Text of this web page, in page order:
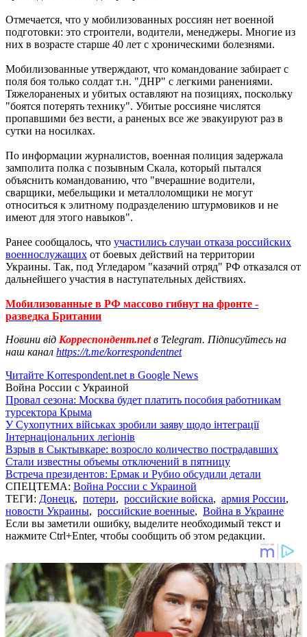
Отмечается, что у мобилизованных россиян нет военной
подготовки: это строители, водители, менеджеры. Многие из
них в возрасте старше 40 лет с хроническими болезнями.
Мобилизованные утверждают, что командование забирает с
поля боя только солдат т.н. "ДНР" с легкими ранениями.
Тяжелораненых и убитых оставляют на позициях, поскольку
"боятся потерять технику". Убитые россияне числятся
пропавшими без вести, а раненых все же эвакуируют раз в
сутки на носилках.
По информации журналистов, военная полиция задержала
замполита полка с позывным Скала, который пытался
объяснить командованию, что "вчерашние водители,
сварщики, мебельщики и металлоломщики не могут
относиться к элитному подразделению штурмовиков и не
имеют для этого навыков".
Ранее сообщалось, что участились случаи отказа российских
военнослужащих от боевых действий на территории
Украины. Так, под Угледаром "казачий отряд" РФ отказался от
дальнейшего участия в наступательных действиях.
Мобилизованные в РФ массово гибнут на фронте -
разведка Британии
Новини від Корреспондент.netв Telegram. Підписуйтесь на
наш канал https://t.me/korrespondentnet
Читайте Korrespondent.net в Google News
Война России с Украиной
Провал сезона: Москва будет платить пособия работникам
турсектора Крыма
У Сухопутних військах зробили заяву щодо інтеграції
Інтернаціональних легіонів
Взрыв в Сыктывкаре: возросло количество пострадавших
Стали известны объемы отключений в пятницу
Встреча президентов: Ермак и Рубио обсудили детали
СПЕЦТЕМА: Война России с Украиной
ТЕГИ: Донецк, потери, российские войска, армия России,
новости Украины, российские военные, Война в Украине
Если вы заметили ошибку, выделите необходимый текст и
нажмите Ctrl+Enter, чтобы сообщить об этом редакции.